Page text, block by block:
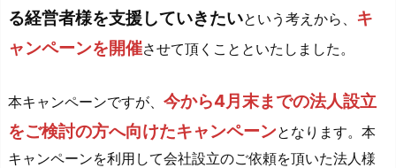
る経営者様を支援していきたいという考えから、 キ
ャンペーンを開催させて頂くことといたしました。
本キャンペーンですが、 今から4月末までの法人設立
をご検討の方へ向けたキャンペーンとなります。本
キャンペーンを利用して会社設立のご依頼を頂いた法人様